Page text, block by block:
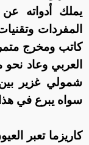
يملك أدواته
المفردات
كاتب ومخرج
العربي وعاد
شمولي غزير بين
سواه يبرع في
كاريزما تعبر